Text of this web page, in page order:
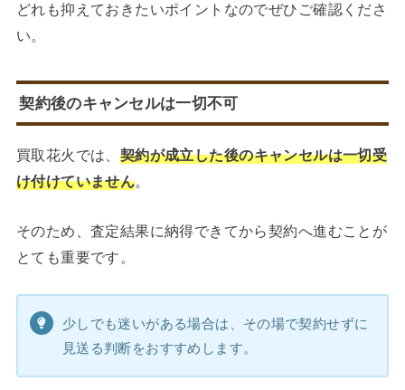
どれも抑えておきたいポイントなのでぜひご確認くださ
い。
契約後のキャンセルは一切不可
買取花火では、 契約が成立した後のキャンセルは一切受
け付けていません。
そのため、査定結果に納得できてから契約へ進むことが
とても重要です。
少しでも迷いがある場合は、その場で契約せずに
見送る判断をおすすめします。